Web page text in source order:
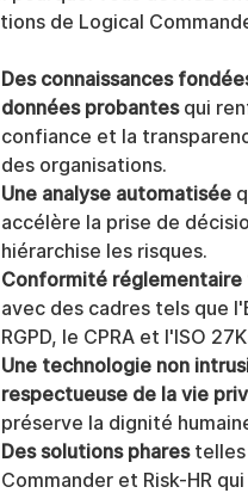
de Logical
Des connaissances
données probantes qui
confiance et la
des organisations.
Une analyse automatisée
accélère la prise de
hiérarchise les risques.
Conformité
avec des cadres tels que
RGPD, le CPRA et l'ISO
Une technologie non
respectueuse de la vie
préserve la dignité
Des solutions phares telles
Commander et Risk-HR qui